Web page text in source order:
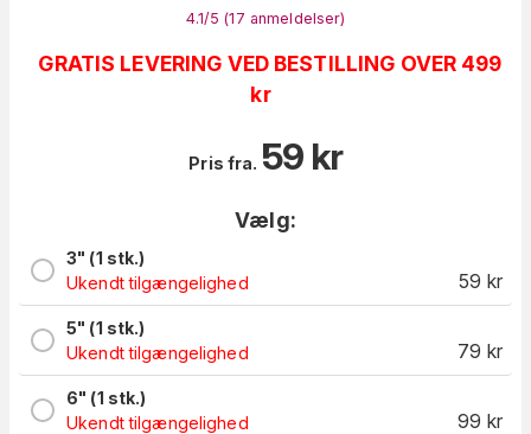
4.1/5 (17 anmeldelser)
GRATIS LEVERING VED BESTILLING OVER 499
kr
Pris fra. 59 kr
Vælg:
3" (1 stk.)
Ukendt tilgængelighed
59 kr
5" (1 stk.)
Ukendt tilgængelighed
79 kr
6" (1 stk.)
Ukendt tilgængelighed
99 kr